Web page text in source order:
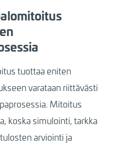
tuottaa eniten
varataan riittävästi
Mitoitus
koska simulointi, tarkka
arviointi ja